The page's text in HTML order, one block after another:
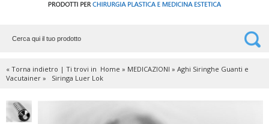
« Torna indietro | Ti trovi in Home » MEDICAZIONI » Aghi Siringhe Guanti e
Vacutainer » Siringa Luer Lok